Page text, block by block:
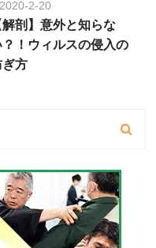
2-20
解剖】意外と知らな
？！ウィルスの侵入の
ぎ方